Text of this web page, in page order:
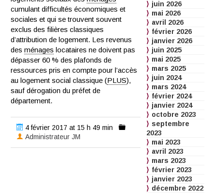
cumulant difficultés économiques et
sociales et qui se trouvent souvent
exclus des filières classiques
d’attribution de logement. Les revenus
desménages locataires ne doivent pas
dépasser 60 % des plafonds de
ressources pris en compte pour l’accès
au logement social classique (PLUS),
sauf dérogation du préfet de
département.
4 février 2017 at 15 h 49 min
Administrateur JM
juin 2026
mai 2026
avril 2026
février 2026
janvier 2026
juin 2025
mai 2025
mars 2025
juin 2024
mars 2024
février 2024
janvier 2024
octobre 2023
septembre
2023
mai 2023
avril 2023
mars 2023
février 2023
janvier 2023
décembre 2022